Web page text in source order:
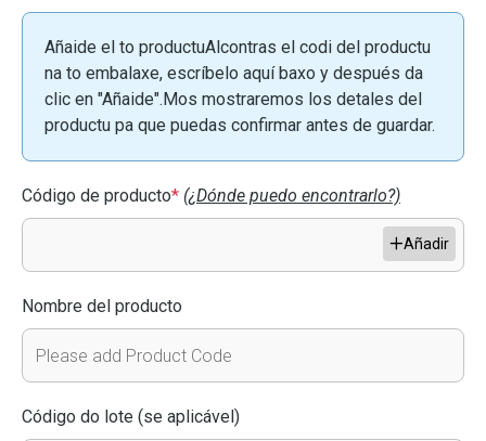
Añaide el to productuAlcontras el codi del productu
na to embalaxe, escríbelo aquí baxo y después da
clic en "Añaide".Mos mostraremos los detales del
productu pa que puedas confirmar antes de guardar.
Código de producto* (¿Dónde puedo encontrarlo?)
Añadir
Nombre del producto
Código do lote (se aplicável)